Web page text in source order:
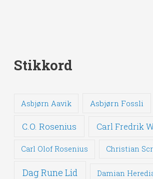
Stikkord
Asbjørn Aavik Asbjørn Fossli
C.O. Rosenius Carl Fredrik
Carl Olof Rosenius Christian
Dag Rune Lid Damian